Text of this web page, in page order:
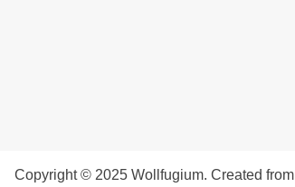
Copyright © 2025 Wollfugium. Created from